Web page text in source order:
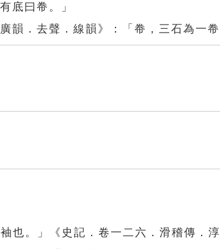
底曰帣。」
韻．去聲．線韻》：「帣，三石為一帣
也。」《史記．卷一二六．滑稽傳．